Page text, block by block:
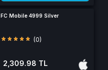
FC Mobile 4999 Silver
(0)
2,309.98 TL